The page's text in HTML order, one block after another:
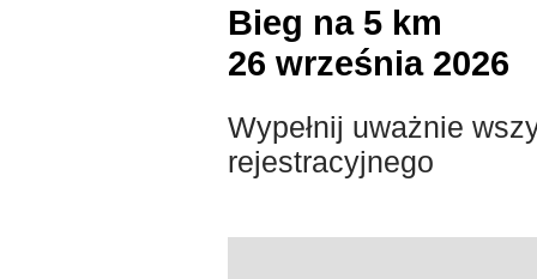
Bieg na 5 km
26 września 2026
Wypełnij uważnie
rejestracyjnego